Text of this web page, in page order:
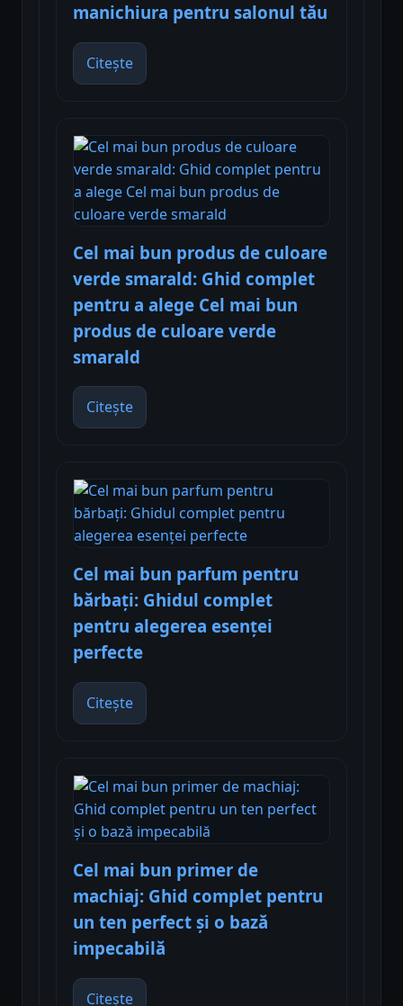
manichiura pentru salonul tău
Citește
Cel mai bun produs de culoare
verde smarald: Ghid complet
pentru a alege Cel mai bun
produs de culoare verde
smarald
Citește
Cel mai bun parfum pentru
bărbați: Ghidul complet
pentru alegerea esenței
perfecte
Citește
Cel mai bun primer de
machiaj: Ghid complet pentru
un ten perfect și o bază
impecabilă
Citește